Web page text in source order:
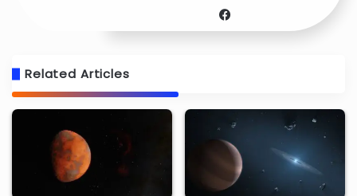
Related Articles